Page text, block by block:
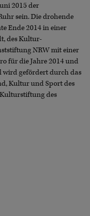
2015 der
sein. Die drohende
Ende 2014 in einer
des Kultur-
NRW mit einer
für die Jahre 2014 und
wird gefördert durch das
Kultur und Sport des
des